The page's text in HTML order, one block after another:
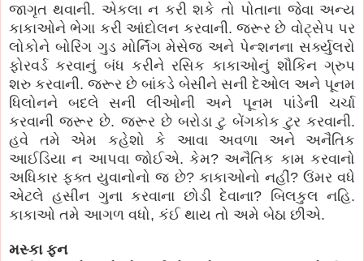
જાગૃત થવાની. એકલા ન કરી શકે તો પોતાના જેવા અન્ય
કાકાઓને ભેગા કરી આંદોલન કરવાની. જરૂર છે વોટ્સેપ પર
લોકોને બોરિંગ ગુડ મોર્નિંગ મેસેજ અને પેન્શનના સર્ક્યુલરો
ફોરવર્ડ કરવાનું બંધ કરીને રસિક કાકાઓનું શૌકિન ગ્રુપ
શરુ કરવાની. જરૂર છે બાંકડે બેસીને સની દેઓલ અને પૂનમ
ધિલોનને બદલે સની લીઓની અને પૂનમ પાંડેની ચર્ચા
કરવાની જરૂર છે. જરૂર છે બરોડા ટુ બેંગકોક ટુર કરવાની.
હવે તમે એમ કહેશો કે આવા અવળા અને અનૈતિક
આઈડિયા ન આપવા જોઈએ. કેમ? અનૈતિક કામ કરવાનો
અધિકાર ફક્ત યુવાનોનો જ છે? કાકાઓનો નહીં? ઉંમર વધે
એટલે હસીન ગુના કરવાના છોડી દેવાના? બિલકુલ નહિ.
કાકાઓ તમે આગળ વધો, કંઈ થાય તો અમે બેઠા છીએ.
મસ્કા ફન